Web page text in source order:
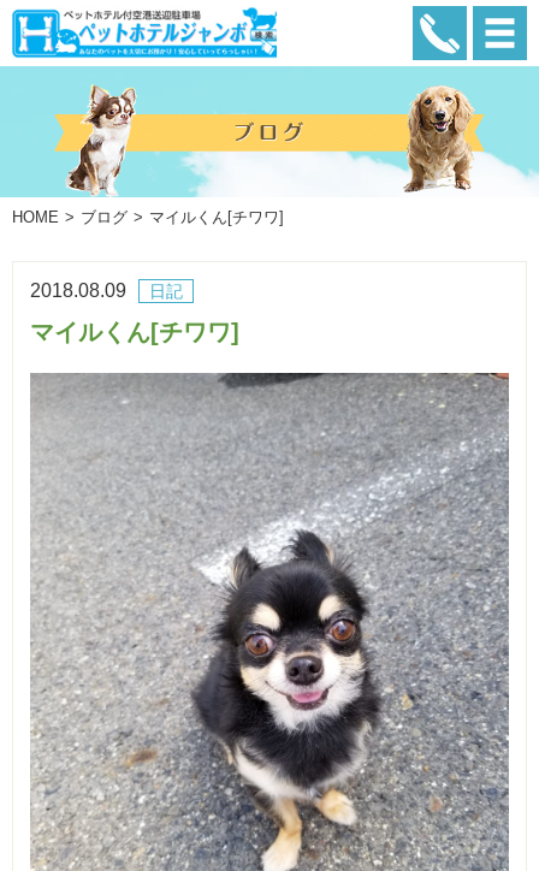
HOME ブログ マイルくん[チワワ]
日記
2018.08.09
マイルくん[チワワ]